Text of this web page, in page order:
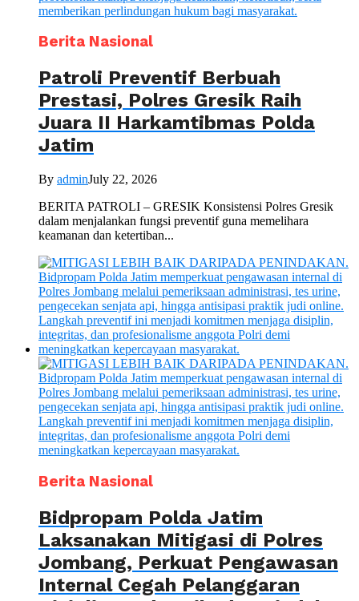
Berita Nasional
Patroli Preventif Berbuah
Prestasi, Polres Gresik Raih
Juara II Harkamtibmas Polda
Jatim
By adminJuly 22, 2026
BERITA PATROLI – GRESIK Konsistensi Polres Gresik
dalam menjalankan fungsi preventif guna memelihara
keamanan dan ketertiban...
Berita Nasional
Bidpropam Polda Jatim
Laksanakan Mitigasi di Polres
Jombang, Perkuat Pengawasan
Internal Cegah Pelanggaran